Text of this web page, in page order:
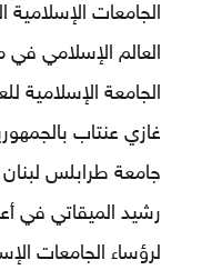
الجامعات الإسلامية
العالم الإسلامي في
الجامعة الإسلامية
غازي عنتاب
جامعة طرابلس
رشيد الميقاتي في
لرؤساء الجامعات